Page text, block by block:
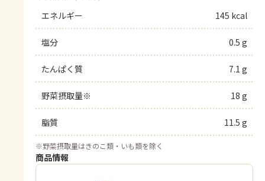
エネルギー
145 kcal
塩分 0.5 g
たんぱく質 7.1 g
野菜摂取量※ 18 g
脂質 11.5 g
※野菜摂取量はきのこ類・いも類を除く
商品情報